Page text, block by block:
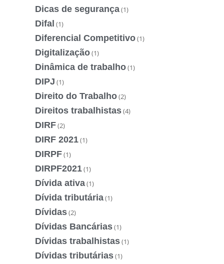
Dicas de segurança(1)
Difal (1)
Diferencial Competitivo(1)
Digitalização(1)
Dinâmica de trabalho(1)
DIPJ (1)
Direito do Trabalho(2)
Direitos trabalhistas(4)
DIRF(2)
DIRF 2021(1)
DIRPF(1)
DIRPF2021(1)
Dívida ativa(1)
Dívida tributária(1)
Dívidas(2)
Dívidas Bancárias(1)
Dívidas trabalhistas(1)
Dívidas tributárias(1)